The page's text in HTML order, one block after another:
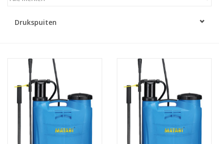
Monitoring
Brimex kaarten
Vallen
Drukspuiten
Drukspuiten